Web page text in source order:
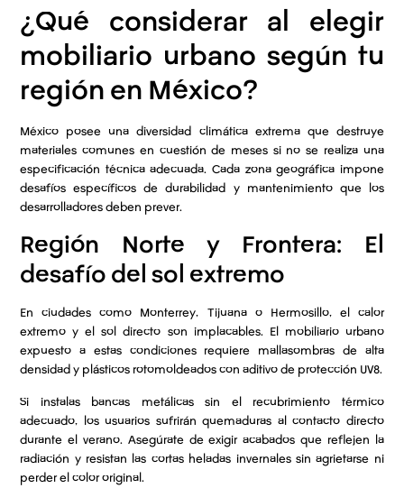
¿Qué considerar al elegir
mobiliario urbano según tu
región en México?
México posee una diversidad climática extrema que destruye
materiales comunes en cuestión de meses si no se realiza una
especificación técnica adecuada. Cada zona geográfica impone
desafíos específicos de durabilidad y mantenimiento que los
desarrolladores deben prever.
Región Norte y Frontera: El
desafío del sol extremo
En ciudades como Monterrey, Tijuana o Hermosillo, el calor
extremo y el sol directo son implacables. El mobiliario urbano
expuesto a estas condiciones requiere mallasombras de alta
densidad y plásticos rotomoldeados con aditivo de protección UV8.
Si instalas bancas metálicas sin el recubrimiento térmico
adecuado, los usuarios sufrirán quemaduras al contacto directo
durante el verano. Asegúrate de exigir acabados que reflejen la
radiación y resistan las cortas heladas invernales sin agrietarse ni
perder el color original.